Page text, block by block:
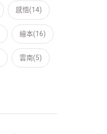
感悟(14)
繪本(16)
雲南(5)